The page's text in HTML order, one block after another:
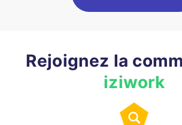
Rejoignez la
iziwork